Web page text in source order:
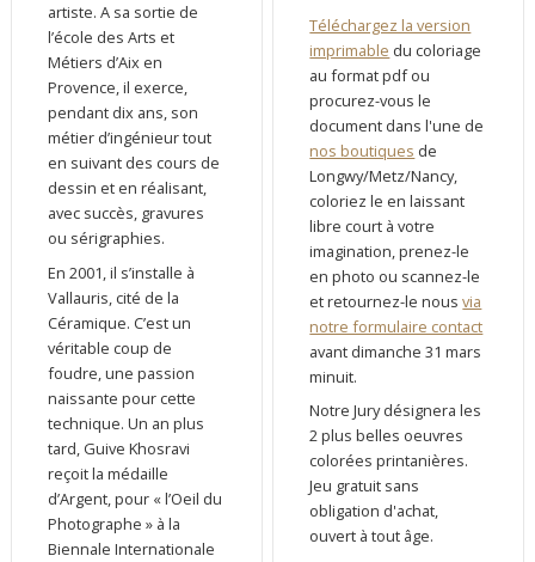
artiste. A sa sortie de
l’école des Arts et
Métiers d’Aix en
Provence, il exerce,
pendant dix ans, son
métier d’ingénieur tout
en suivant des cours de
dessin et en réalisant,
avec succès, gravures
ou sérigraphies.
En 2001, il s’installe à
Vallauris, cité de la
Céramique. C’est un
véritable coup de
foudre, une passion
naissante pour cette
technique. Un an plus
tard, Guive Khosravi
reçoit la médaille
d’Argent, pour « l’Oeil du
Photographe » à la
Biennale Internationale
Téléchargez la version
imprimable du coloriage
au format pdf ou
procurez-vous le
document dans l'une de
nos boutiques de
Longwy/Metz/Nancy,
coloriez le en laissant
libre court à votre
imagination, prenez-le
en photo ou scannez-le
et retournez-le nousvia
notre formulaire contact
avant dimanche 31 mars
minuit.
Notre Jury désignera les
2 plus belles oeuvres
colorées printanières.
Jeu gratuit sans
obligation d'achat,
ouvert à tout âge.